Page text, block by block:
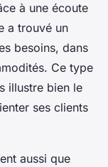
à une écoute
a trouvé un
besoins, dans
Ce type
illustre bien le
ses clients
aussi que